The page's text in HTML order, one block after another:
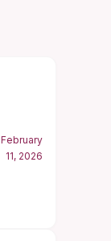
February
11, 2026